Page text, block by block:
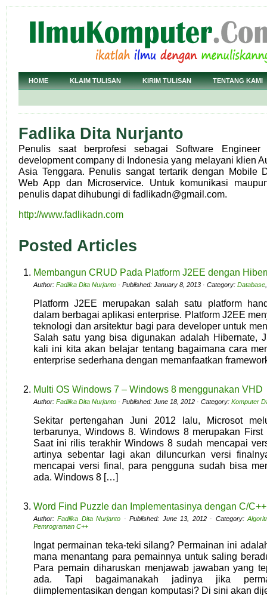
HOME KLAIM TULISAN KIRIM TULISAN TENTANG KAMI
Fadlika Dita Nurjanto
Penulis saat berprofesi sebagai Software
development company di Indonesia yang melayani klien
Asia Tenggara. Penulis sangat tertarik dengan Mobile
Web App dan Microservice. Untuk komunikasi
penulis dapat dihubungi di fadlikadn@gmail.com.
http://www.fadlikadn.com
Posted Articles
Membangun CRUD Pada Platform J2EE dengan
Author: Fadlika Dita Nurjanto · Published: January 8, 2013 · Category: Database
Platform J2EE merupakan salah satu platform
dalam berbagai aplikasi enterprise. Platform J2EE
teknologi dan arsitektur bagi para developer untuk
Salah satu yang bisa digunakan adalah Hibernate,
kali ini kita akan belajar tentang bagaimana cara
enterprise sederhana dengan memanfaatkan
Multi OS Windows 7 – Windows 8 menggunakan VHD
Author: Fadlika Dita Nurjanto · Published: June 18, 2012 · Category: Komputer
Sekitar pertengahan Juni 2012 lalu, Microsot
terbarunya, Windows 8. Windows 8 merupakan First
Saat ini rilis terakhir Windows 8 sudah mencapai
artinya sebentar lagi akan diluncurkan versi
mencapai versi final, para pengguna sudah bisa
ada. Windows 8 […]
Word Find Puzzle dan Implementasinya dengan C/C++
Author:Fadlika Dita Nurjanto · Published: June 13, 2012 · Category:
Pemrograman C++
Ingat permainan teka-teki silang? Permainan ini
mana menantang para pemainnya untuk saling
Para pemain diharuskan menjawab jawaban yang
ada. Tapi bagaimanakah jadinya jika
diimplementasikan dengan komputasi? Di sini akan